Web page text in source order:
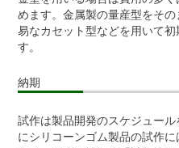
めます。金属製の量産型をそ
易なカセット型などを用いて
す。
納期
試作は製品開発のスケジュー
にシリコーンゴム製品の試作